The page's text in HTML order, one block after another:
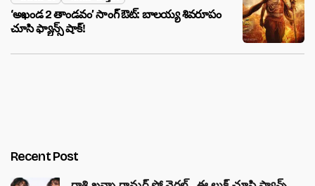
‘అఖండ 2 తాండవం’ సాంగ్ ఔట్: బాలయ్య శివరూపం
చూసి ఫ్యాన్స్ షాక్!
Recent Post